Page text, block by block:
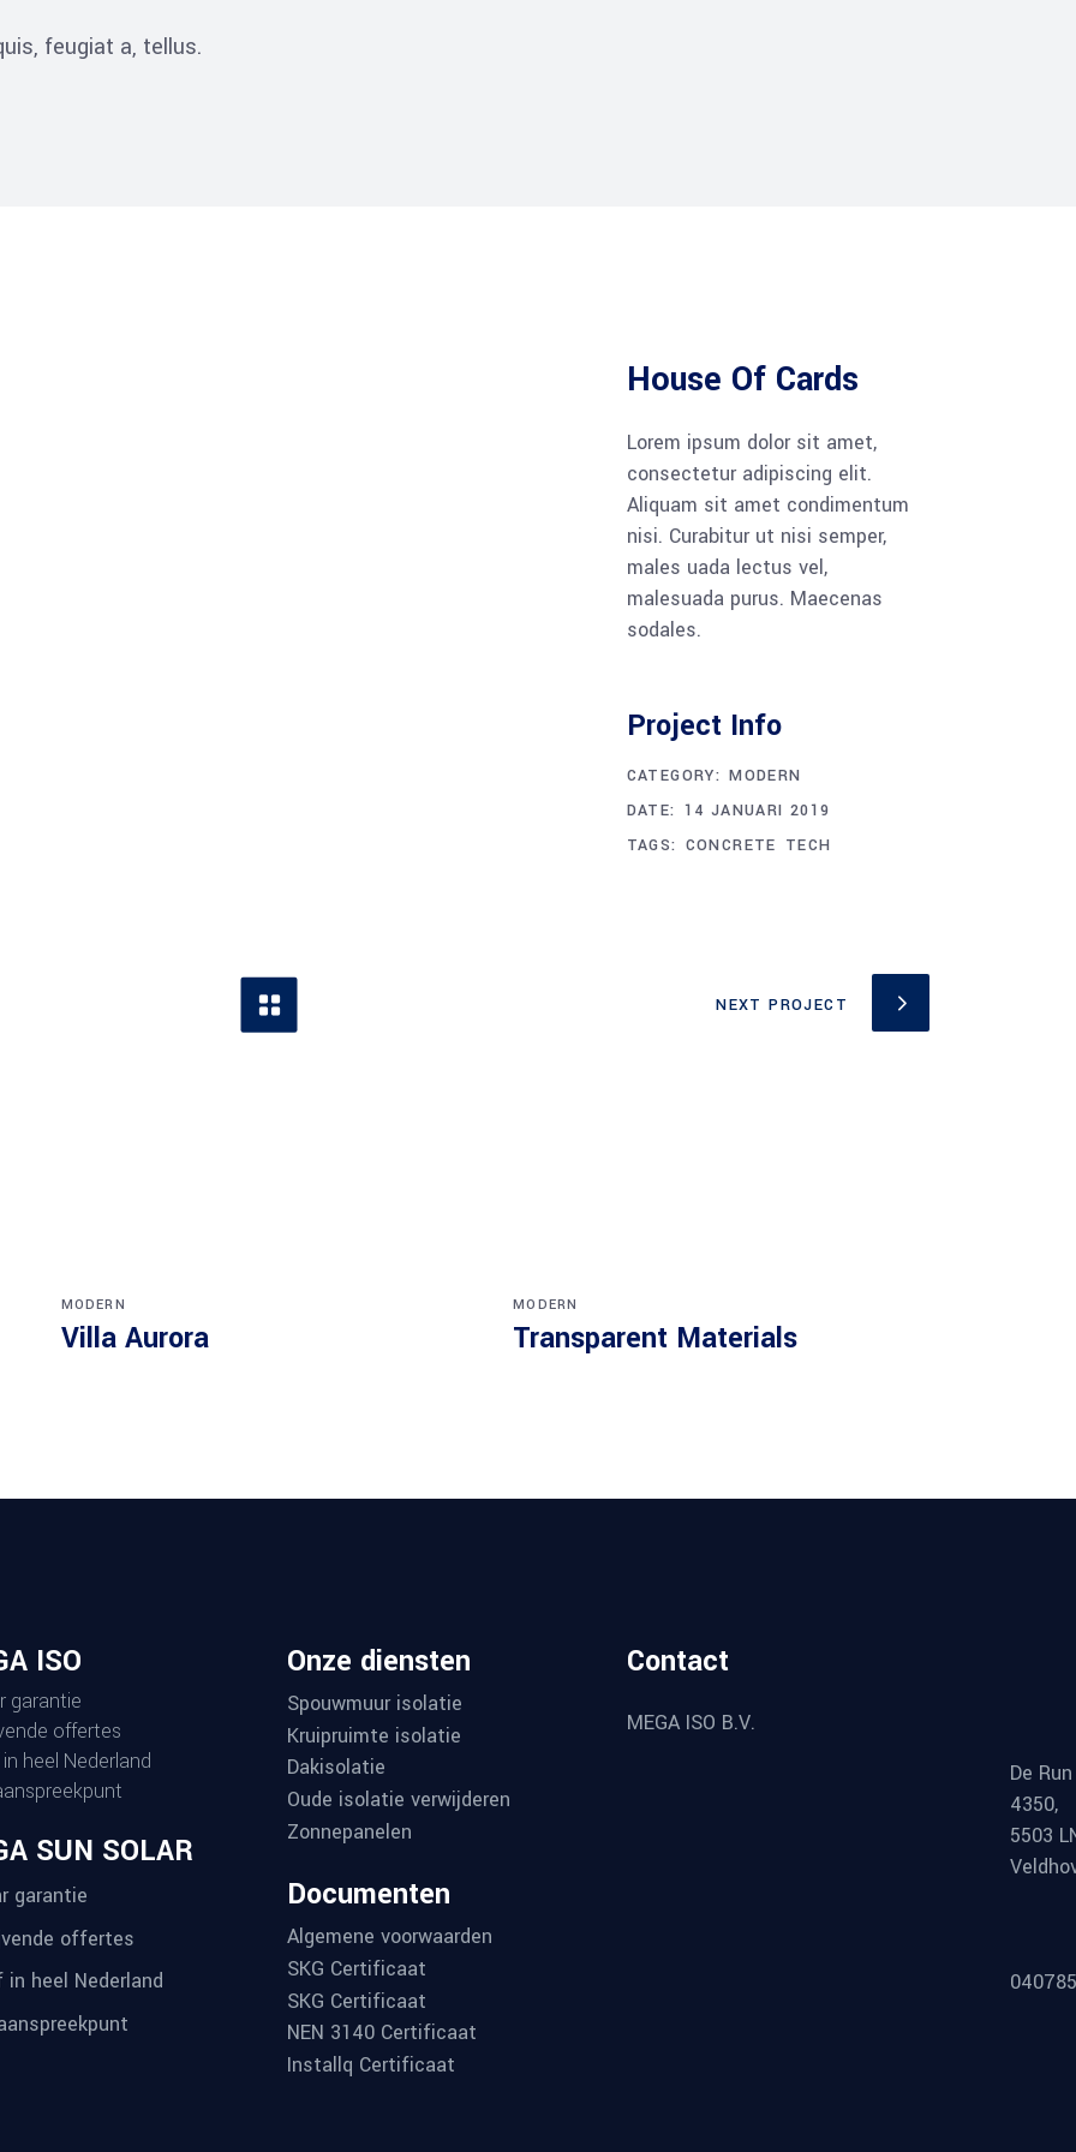
feugiat a, tellus.
House Of Cards
Lorem ipsum dolor sit amet,
consectetur adipiscing elit.
Aliquam sit amet condimentum
nisi. Curabitur ut nisi semper,
males uada lectus vel,
malesuada purus. Maecenas
sodales.
Project Info
CATEGORY: MODERN
DATE: 14 JANUARI 2019
TAGS: CONCRETE TECH
NEXT PROJECT
MODERN
Villa Aurora
MODERN
Transparent Materials
ISO
garantie
offertes
heel Nederland
SUN SOLAR
garantie
offertes
heel Nederland
Onze diensten
Spouwmuur isolatie
Kruipruimte isolatie
Dakisolatie
Oude isolatie verwijderen
Zonnepanelen
Documenten
Algemene voorwaarden
SKG Certificaat
SKG Certificaat
NEN 3140 Certificaat
Installq Certificaat
Contact
MEGA ISO B.V.
De Run
4350,
5503